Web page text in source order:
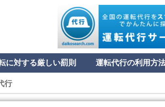
に対する厳しい罰則 運転代行の利用方
行